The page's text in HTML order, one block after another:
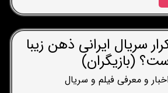
سریال ایرانی ذهن زیبا
(بازیگران)
اخبار و معرفی فیلم و سریال